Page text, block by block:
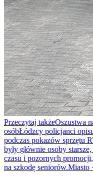
Przeczytaj takżeOszustwa
osóbŁódzcy policjanci
podczas pokazów sprzętu
były głównie osoby
czasu i pozornych
na szkodę seniorów.Miasto